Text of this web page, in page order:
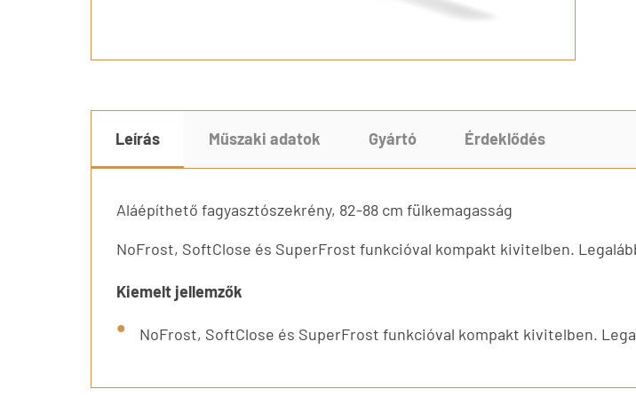
Leírás Műszaki adatok Gyártó Érdeklődés
Aláépíthető fagyasztószekrény, 82-88 cm fülkemagasság
NoFrost, SoftClose és SuperFrost funkcióval kompakt kivitelben.
Kiemelt jellemzők
NoFrost, SoftClose és SuperFrost funkcióval kompakt kivitelben.